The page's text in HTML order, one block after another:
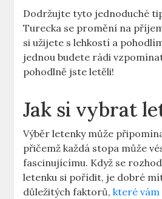
Dodržujte tyto jednoduché
Turecka se promění na
si užijete s lehkostí a
jednou budete rádi
pohodlně jste letěli!
Jak si vybrat
Výběr letenky může
přičemž každá stopa může
fascinujícímu. Když se
letenku si pořídit, je dobré
důležitých faktorů,které